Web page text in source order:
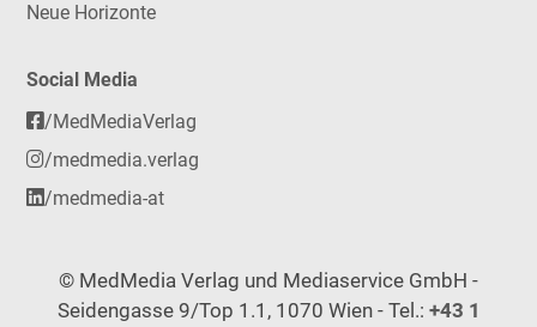
Neue Horizonte
Social Media
/MedMediaVerlag
/medmedia.verlag
/medmedia-at
© MedMedia Verlag und Mediaservice GmbH -
Seidengasse 9/Top 1.1, 1070 Wien - Tel.: +43 1